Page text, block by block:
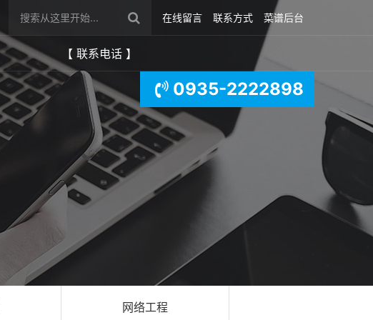
在线留言 联系方式 菜谱后台
【 联系电话 】
0935-2222898
网络工程